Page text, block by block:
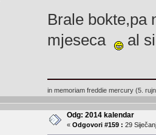
Brale bokte,pa
mjeseca
al si
in memoriam freddie mercury (5.
Odg: 2014 kalendar
« Odgovori #159 : 29